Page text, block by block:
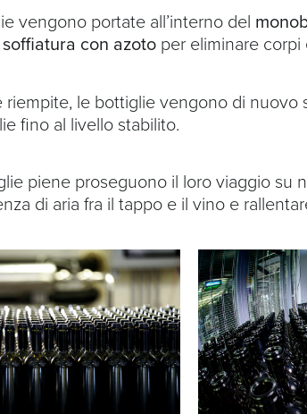
vengono portate all’interno del
soffiatura con azoto per eliminare
riempite, le bottiglie vengono di nuovo
fino al livello stabilito.
piene proseguono il loro viaggio su
di aria fra il tappo e il vino e